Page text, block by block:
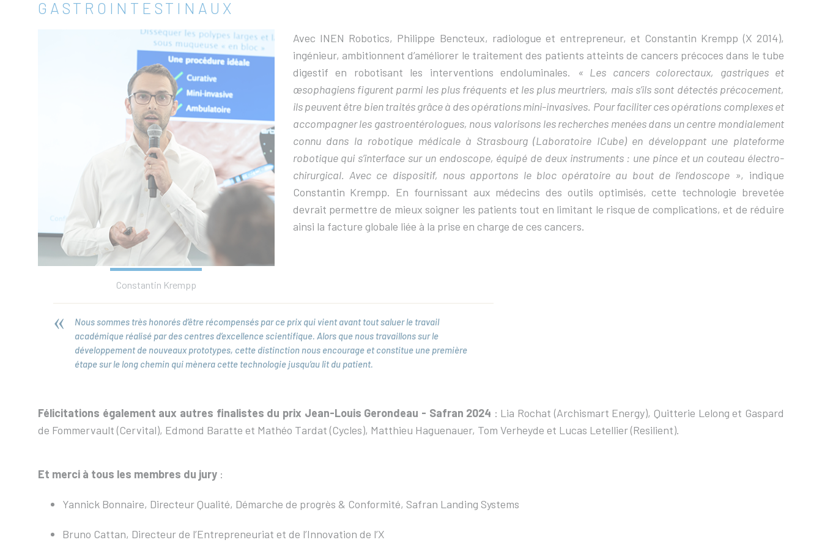
GASTROINTESTINAUX
Constantin Krempp
Avec INEN Robotics, Philippe Bencteux, radiologue et entrepreneur, et Constantin Krempp (X 2014),
ingénieur, ambitionnent d’améliorer le traitement des patients atteints de cancers précoces dans le tube
digestif en robotisant les interventions endoluminales.
« Les cancers colorectaux, gastriques et
œsophagiens figurent parmi les plus fréquents et les plus meurtriers, mais s’ils sont détectés précocement,
ils peuvent être bien traités grâce à des opérations mini-invasives. Pour faciliter ces opérations complexes et
accompagner les gastroentérologues, nous valorisons les recherches menées dans un centre mondialement
connu dans la robotique médicale à Strasbourg (Laboratoire ICube) en développant une plateforme
robotique qui s’interface sur un endoscope, équipé de deux instruments : une pince et un couteau électro-
chirurgical. Avec ce dispositif, nous apportons le bloc opératoire au bout de l’endoscope », indique
Constantin Krempp. En fournissant aux médecins des outils optimisés, cette technologie brevetée
devrait permettre de mieux soigner les patients tout en limitant le risque de complications, et de réduire
ainsi la facture globale liée à la prise en charge de ces cancers.
Nous sommes très honorés d’être récompensés par ce prix qui vient avant tout saluer le travail
académique réalisé par des centres d’excellence scientifique. Alors que nous travaillons sur le
développement de nouveaux prototypes, cette distinction nous encourage et constitue une première
étape sur le long chemin qui mènera cette technologie jusqu’au lit du patient.
Félicitations également aux autres finalistes du prix Jean-Louis Gerondeau - Safran 2024 : Lia Rochat (Archismart Energy), Quitterie Lelong et Gaspard
de Fommervault (Cervital), Edmond Baratte et Mathéo Tardat (Cycles), Matthieu Haguenauer, Tom Verheyde et Lucas Letellier (Resilient).
Et merci à tous les membres du jury :
Yannick Bonnaire, Directeur Qualité, Démarche de progrès & Conformité, Safran Landing Systems
Bruno Cattan, Directeur de l’Entrepreneuriat et de l’Innovation de l’X